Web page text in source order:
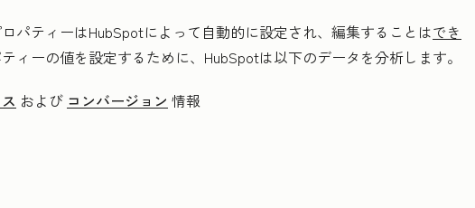
パティーはHubSpotによって自動的に設定され、編集することはでき
ィーの値を設定するために、HubSpotは以下のデータを分析します。
および コンバージョン 情報